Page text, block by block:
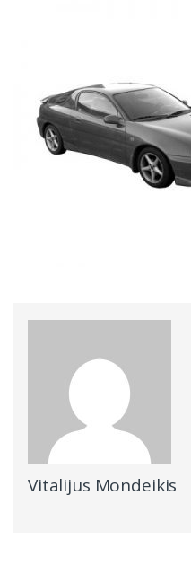
Vitalijus Mondeikis